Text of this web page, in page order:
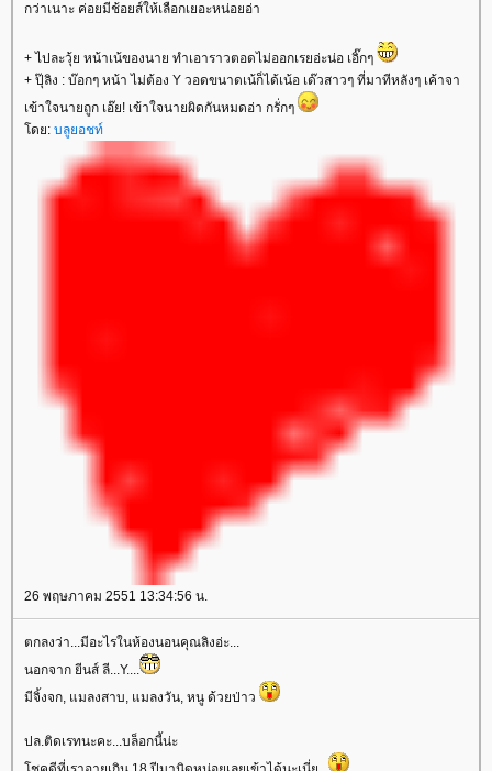
กว่าเนาะ ค่อยมีช้อยส์ให้เลือกเยอะหน่อยอ่า
+ ไปละวุ้ย หน้าเน้ของนาย ทำเอาราวตอดไม่ออกเรยอ่ะน่อ เอิ๊กๆ
+ ปุ๊ลิง : บ๊อกๆ หน้า ไม่ต้อง Y วอดขนาดเน้ก็ได้เน้อ เด๊วสาวๆ ที่มาทีหลังๆ เค้าจา
เข้าใจนายถูก เอ๊ย! เข้าใจนายผิดกันหมดอ่า กรั่กๆ
โดย: บลูยอชท์
26 พฤษภาคม 2551 13:34:56 น.
ตกลงว่า...มีอะไรในห้องนอนคุณลิงอ่ะ...
นอกจาก ยีนส์ ลี...Y....
มีจิ้งจก, แมลงสาบ, แมลงวัน, หนู ด้วยป่าว
ปล.ติดเรทนะคะ...บล็อกนี้น่ะ